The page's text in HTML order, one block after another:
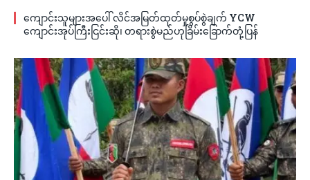
ကျောင်းသူများအပေါ် လိင်အမြတ်ထုတ်မှုစွပ်စွဲချက် YCW
ကျောင်းအုပ်ကြီးငြင်းဆို၊ တရားစွဲမည်ဟုခြိမ်းခြောက်တုံ့ပြန်